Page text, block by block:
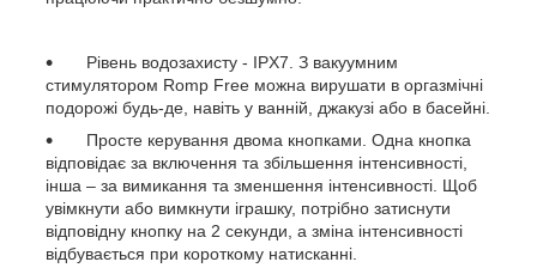
Рівень водозахисту - IPX7. З вакуумним
стимулятором Romp Free можна вирушати в оргазмічні
подорожі будь-де, навіть у ванній, джакузі або в басейні.
Просте керування двома кнопками. Одна кнопка
відповідає за включення та збільшення інтенсивності,
інша – за вимикання та зменшення інтенсивності. Щоб
увімкнути або вимкнути іграшку, потрібно затиснути
відповідну кнопку на 2 секунди, а зміна інтенсивності
відбувається при короткому натисканні.